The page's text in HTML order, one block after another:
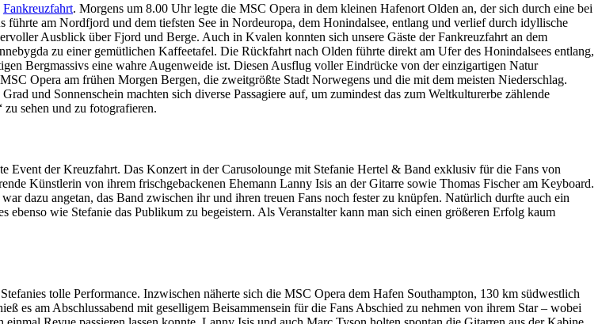
Fankreuzfahrt. Morgens um 8.00 Uhr legte die MSC Opera in dem kleinen Hafenort Olden an, der sich durch eine bei
am Nordfjord und dem tiefsten See in Nordeuropa, dem Honindalsee, entlang und verlief durch idyllische
Ausblick über Fjord und Berge. Auch in Kvalen konnten sich unsere Gäste der Fankreuzfahrt an dem
zu einer gemütlichen Kaffeetafel. Die Rückfahrt nach Olden führte direkt am Ufer des Honindalsees entlang,
Bergmassivs eine wahre Augenweide ist. Diesen Ausflug voller Eindrücke von der einzigartigen Natur
Opera am frühen Morgen Bergen, die zweitgrößte Stadt Norwegens und die mit dem meisten Niederschlag.
und Sonnenschein machten sich diverse Passagiere auf, um zumindest das zum Weltkulturerbe zählende
sehen und zu fotografieren.
Event der Kreuzfahrt. Das Konzert in der Carusolounge mit Stefanie Hertel & Band exklusiv für die Fans von
Künstlerin von ihrem frischgebackenen Ehemann Lanny Isis an der Gitarre sowie Thomas Fischer am Keyboard.
dazu angetan, das Band zwischen ihr und ihren treuen Fans noch fester zu knüpfen. Natürlich durfte auch ein
wie Stefanie das Publikum zu begeistern. Als Veranstalter kann man sich einen größeren Erfolg kaum
tolle Performance. Inzwischen näherte sich die MSC Opera dem Hafen Southampton, 130 km südwestlich
es am Abschlussabend mit geselligem Beisammensein für die Fans Abschied zu nehmen von ihrem Star – wobei